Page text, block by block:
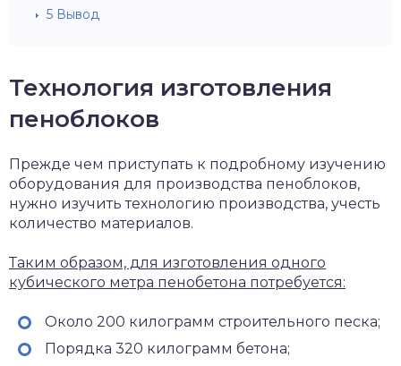
5 Вывод
Технология изготовления
пеноблоков
Прежде чем приступать к подробному изучению
оборудования для производства пеноблоков,
нужно изучить технологию производства, учесть
количество материалов.
Таким образом, для изготовления одного
кубического метра пенобетона потребуется:
Около 200 килограмм строительного песка;
Порядка 320 килограмм бетона;